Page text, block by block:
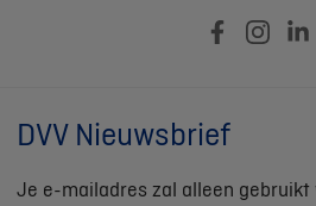
DVV Nieuwsbrief
Je e-mailadres zal alleen gebruikt